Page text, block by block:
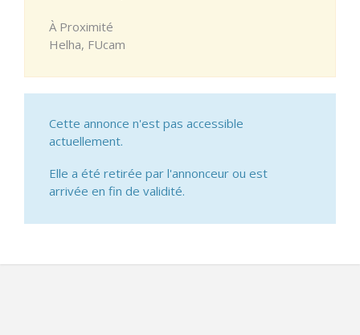
À Proximité
Helha, FUcam
Cette annonce n'est pas accessible
actuellement.
Elle a été retirée par l'annonceur ou est
arrivée en fin de validité.